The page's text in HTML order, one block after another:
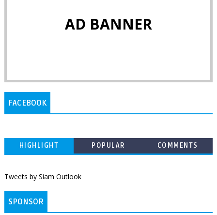
AD BANNER
FACEBOOK
HIGHLIGHT POPULAR COMMENTS
Tweets by Siam Outlook
SPONSOR